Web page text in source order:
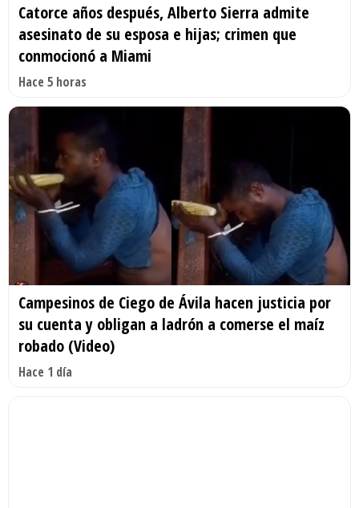
Catorce años después, Alberto Sierra admite
asesinato de su esposa e hijas; crimen que
conmocionó a Miami
Hace 5 horas
Campesinos de Ciego de Ávila hacen justicia por
su cuenta y obligan a ladrón a comerse el maíz
robado (Video)
Hace 1 día